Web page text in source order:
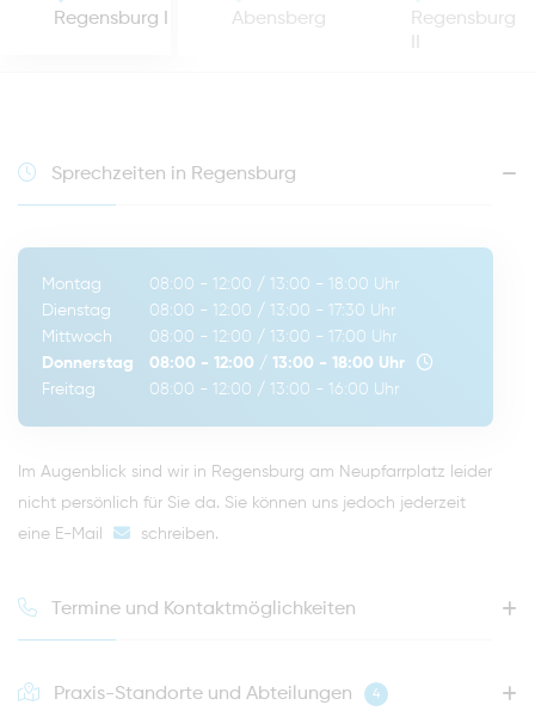
Regensburg I Abensberg
Regensburg
Sprechzeiten in Regensburg
Montag 08:00 - 12:00 / 13:00 - 18:00 Uhr
Dienstag
08:00 - 12:00 / 13:00 - 17:30 Uhr
Mittwoch
08:00 - 12:00 / 13:00 - 17:00 Uhr
Donnerstag
08:00 - 12:00 / 13:00 - 18:00 Uhr
Freitag
08:00 - 12:00 / 13:00 - 16:00 Uhr
Im Augenblick sind wir in Regensburg am Neupfarrplatz leider
nicht persönlich für Sie da. Sie können uns jedoch jederzeit
eine E-Mail
schreiben.
Termine und Kontaktmöglichkeiten
Praxis-Standorte und Abteilungen 4